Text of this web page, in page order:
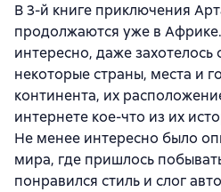
В 3-й книге приключения
продолжаются уже в
интересно, даже захотелось
некоторые страны, места и
континента, их
интернете кое-что из их
Не менее интересно было
мира, где пришлось
понравился стиль и слог